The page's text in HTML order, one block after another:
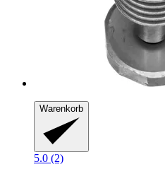
Warenkorb
5.0 (2)